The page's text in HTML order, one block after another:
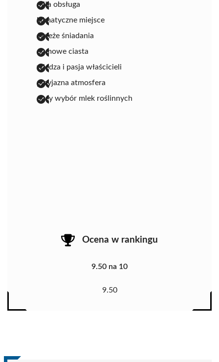
miła obsługa
klimatyczne miejsce
świeże śniadania
domowe ciasta
wiedza i pasja właścicieli
przyjazna atmosfera
duży wybór mlek roślinnych
Ocena w rankingu
9.50 na 10
9.50